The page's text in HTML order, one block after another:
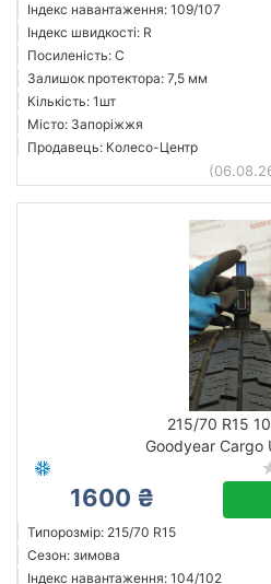
Індекс навантаження: 109/107
Індекс швидкості: R
Посиленість: C
Залишок протектора: 7,5 мм
Кількість: 1шт
Місто: Запоріжжя
Продавець: Колесо-Центр
215/70 R15
Goodyear Cargo
1600 ₴
Типорозмір: 215/70 R15
Сезон: зимова
Індекс навантаження: 104/102